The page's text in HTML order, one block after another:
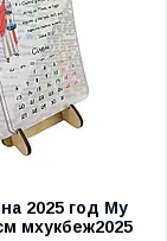
2025 год My
мхукбеж2025